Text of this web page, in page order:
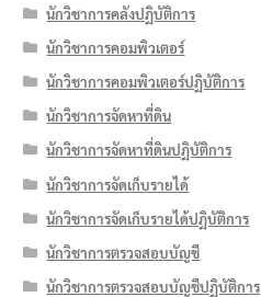
นักวิชาการคลังปฏิบัติการ
นักวิชาการคอมพิวเตอร์
นักวิชาการคอมพิวเตอร์ปฏิบัติการ
นักวิชาการจัดหาที่ดิน
นักวิชาการจัดหาที่ดินปฏิบัติการ
นักวิชาการจัดเก็บรายได้
นักวิชาการจัดเก็บรายได้ปฏิบัติการ
นักวิชาการตรวจสอบบัญชี
นักวิชาการตรวจสอบบัญชีปฏิบัติการ